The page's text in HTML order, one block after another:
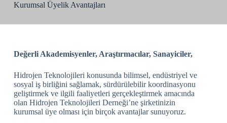
Kurumsal Üyelik Avantajları
Değerli Akademisyenler, Araştırmacılar, Sanayiciler,
Hidrojen Teknolojileri konusunda bilimsel, endüstriyel ve
sosyal iş birliğini sağlamak, sürdürülebilir koordinasyonu
geliştirmek ve ilgili faaliyetleri gerçekleştirmek amacında
olan Hidrojen Teknolojileri Derneği’ne şirketinizin
kurumsal üye olması için birçok avantajlar sunuyoruz.